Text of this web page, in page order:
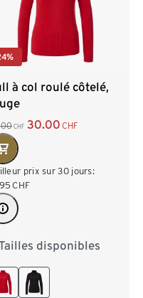
à col roulé côtelé,
CHF 30.00 CHF
prix sur 30 jours:
CHF
disponibles
36/38 M 40/42
44/46